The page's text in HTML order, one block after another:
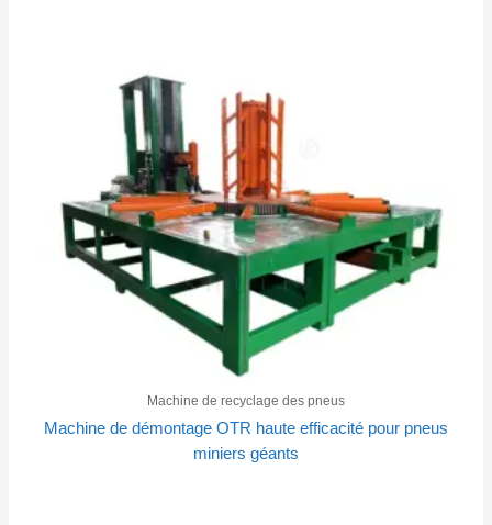
Machine de recyclage des pneus
Machine de démontage OTR haute efficacité pour pneus
miniers géants